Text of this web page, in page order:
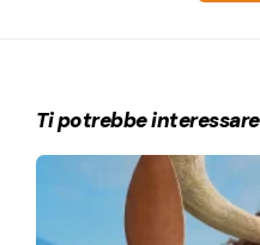
Ti potrebbe